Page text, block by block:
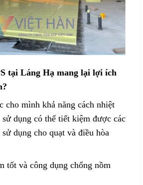
tại Láng Hạ mang lại lợi ích
cho mình khả năng cách nhiệt
dụng có thể tiết kiệm được các
dụng cho quạt và điều hòa
tốt và công dụng chống nồm